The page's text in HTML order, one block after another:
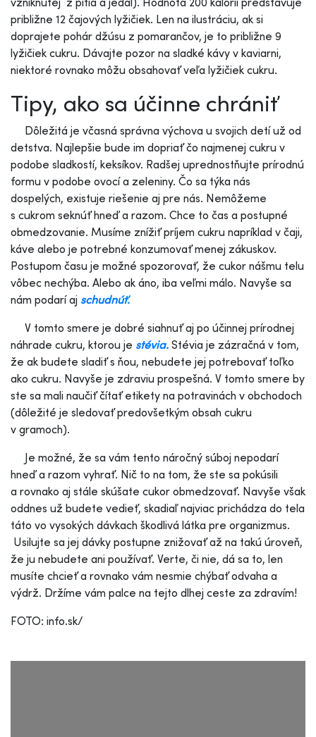
približne 12 čajových lyžičiek. Len na ilustráciu, ak si
doprajete pohár džúsu z pomarančov, je to približne 9
lyžičiek cukru. Dávajte pozor na sladké kávy v kaviarni,
niektoré rovnako môžu obsahovať veľa lyžičiek cukru.
Tipy, ako sa účinne chrániť
Dôležitá je včasná správna výchova u svojich detí už od
detstva. Najlepšie bude im dopriať čo najmenej cukru v
podobe sladkostí, keksíkov. Radšej uprednostňujte prírodnú
formu v podobe ovocí a zeleniny. Čo sa týka nás
dospelých, existuje riešenie aj pre nás. Nemôžeme
s cukrom seknúť hneď a razom. Chce to čas a postupné
obmedzovanie. Musíme znížiť príjem cukru napríklad v čaji,
káve alebo je potrebné konzumovať menej zákuskov.
Postupom času je možné spozorovať, že cukor nášmu telu
vôbec nechýba. Alebo ak áno, iba veľmi málo. Navyše sa
nám podarí aj schudnúť.
V tomto smere je dobré siahnuť aj po účinnej prírodnej
náhrade cukru, ktorou je stévia. Stévia je zázračná v tom,
že ak budete sladiť s ňou, nebudete jej potrebovať toľko
ako cukru. Navyše je zdraviu prospešná. V tomto smere by
ste sa mali naučiť čítať etikety na potravinách v obchodoch
(dôležité je sledovať predovšetkým obsah cukru
v gramoch).
Je možné, že sa vám tento náročný súboj nepodarí
hneď a razom vyhrať. Nič to na tom, že ste sa pokúsili
a rovnako aj stále skúšate cukor obmedzovať. Navyše však
oddnes už budete vedieť, skadiaľ najviac prichádza do tela
táto vo vysokých dávkach škodlivá látka pre organizmus.
Usilujte sa jej dávky postupne znižovať až na takú úroveň,
že ju nebudete ani používať. Verte, či nie, dá sa to, len
musíte chcieť a rovnako vám nesmie chýbať odvaha a
výdrž. Držíme vám palce na tejto dlhej ceste za zdravím!
FOTO: info.sk/